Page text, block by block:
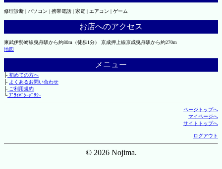
修理診断 | パソコン | 携帯電話 | 家電 | エアコン | ゲーム
お店へのアクセス
東武伊勢崎線曳舟駅から約80m（徒歩1分） 京成押上線京成曳舟駅から約270m
地図
メニュー
├初めての方へ
├ よくあるお問い合わせ
├ご利用規約
└ﾌﾟﾗｲﾊﾞｼｰﾎﾟﾘｼｰ
ページトップへ
マイページへ
サイトトップへ
ログアウト
© 2026 Nojima.